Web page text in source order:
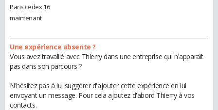
Paris cedex 16
maintenant
Une expérience absente ?
Vous avez travaillé avec Thierry dans une entreprise qui n'apparaît
pas dans son parcours ?
N'hésitez pas à lui suggérer d'ajouter cette expérience en lui
envoyant un message. Pour cela ajoutez d'abord Thierry à vos
contacts.